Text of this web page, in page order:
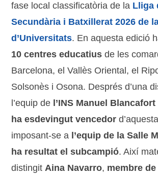
fase local classificatòria de la Lliga
Secundària i Batxillerat 2026 de
d’Universitats. En aquesta edició
10 centres educatius de les
Barcelona, el Vallès Oriental, el
Solsonès i Osona. Després d’una
l’equip de l’INS Manuel
ha esdevingut vencedor
imposant-se a l’equip de la Salle
ha resultat el subcampió. Així
distingit Aina Navarro, membre